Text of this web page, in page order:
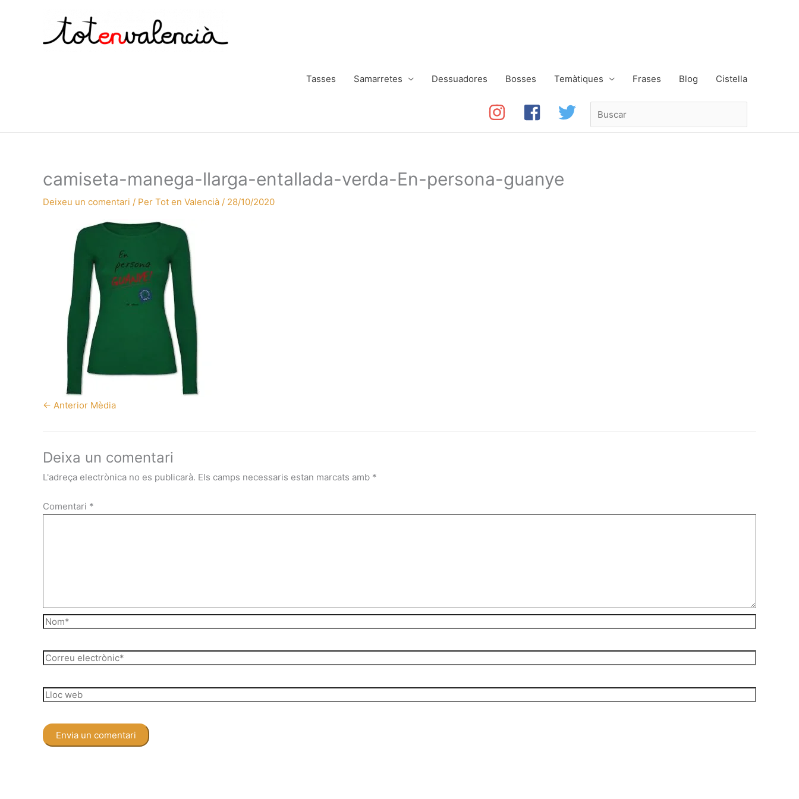
Tasses Samarretes Dessuadores Bosses Temàtiques Frases Blog Cistella
camiseta-manega-llarga-entallada-verda-En-persona-guanye
Deixeu un comentari / Per Tot en Valencià / 28/10/2020
← Anterior Mèdia
Deixa un comentari
L'adreça electrònica no es publicarà. Els camps necessaris estan marcats amb *
Comentari *
Nom*
Correu
Lloc